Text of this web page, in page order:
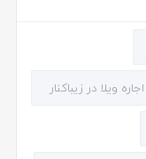
اجاره ویلا در زیباکنار